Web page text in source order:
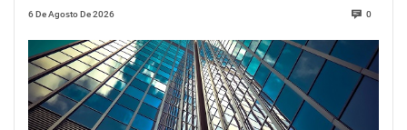
6 De Agosto De 2026 0